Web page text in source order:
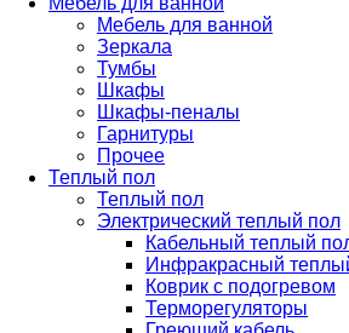
Мебель для ванной
Зеркала
Тумбы
Шкафы
Шкафы-пеналы
Гарнитуры
Прочее
Теплый пол
Теплый пол
Электрический теплый пол
Кабельный теплый
Инфракрасный
Коврик с подогревом
Терморегуляторы